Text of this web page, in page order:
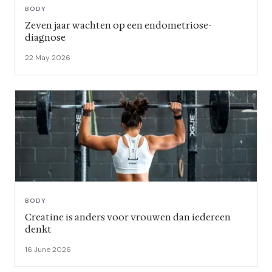
BODY
Zeven jaar wachten op een endometriose-
diagnose
22 May 2026
BODY
Creatine is anders voor vrouwen dan iedereen
denkt
16 June 2026